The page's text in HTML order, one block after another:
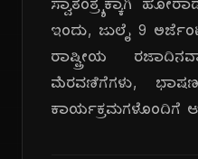
ಸ್ವಾತಂತ್ರ್ಯಕ್ಕಾಗಿ
ಇಂದು, ಜುಲೈ 9
ರಾಷ್ಟ್ರೀಯ
ಮೆರವಣಿಗೆಗಳು,
ಕಾರ್ಯಕ್ರಮಗಳೊಂದಿಗೆ